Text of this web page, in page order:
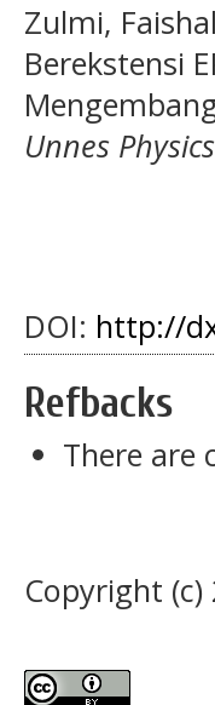
Zulmi,
Berekstensi
Unnes
DOI: http://
Refbacks
There are
Copyright (c)